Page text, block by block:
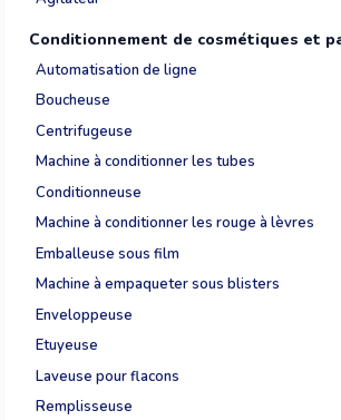
Conditionnement de cosmétiques et
Automatisation de ligne
Boucheuse
Centrifugeuse
Machine à conditionner les tubes
Conditionneuse
Machine à conditionner les rouge à lèvres
Emballeuse sous film
Machine à empaqueter sous blisters
Enveloppeuse
Etuyeuse
Laveuse pour flacons
Remplisseuse